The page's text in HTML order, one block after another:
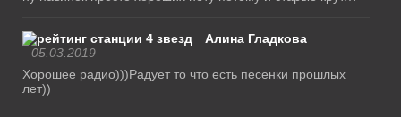
Алина Гладкова
05.03.2019
Хорошее радио)))Радует то что есть песенки прошлых
лет))